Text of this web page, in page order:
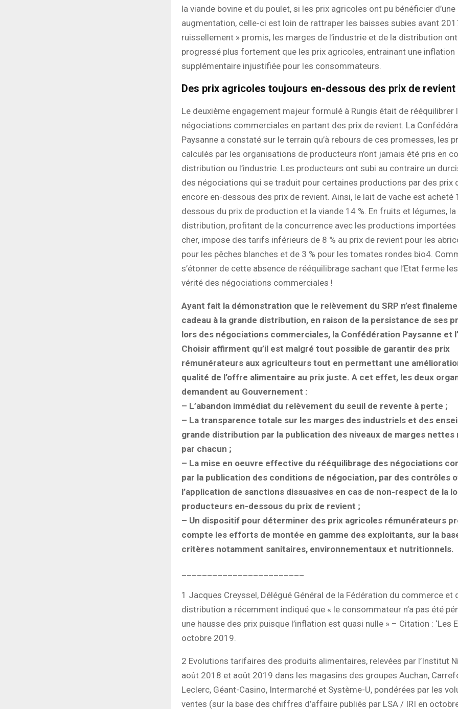
la viande bovine et du poulet, si les prix agricoles ont pu bénéficier d’une
augmentation, celle-ci est loin de rattraper les baisses subies avant
ruissellement » promis, les marges de l’industrie et de la distribution
progressé plus fortement que les prix agricoles, entrainant une inflation
supplémentaire injustifiée pour les consommateurs.
Des prix agricoles toujours en-dessous des prix de revient
Le deuxième engagement majeur formulé à Rungis était de rééquilibrer
négociations commerciales en partant des prix de revient. La
Paysanne a constaté sur le terrain qu’à rebours de ces promesses, les
calculés par les organisations de producteurs n’ont jamais été pris en
distribution ou l’industrie. Les producteurs ont subi au contraire un
des négociations qui se traduit pour certaines productions par des prix
encore en-dessous des prix de revient. Ainsi, le lait de vache est acheté
dessous du prix de production et la viande 14 %. En fruits et légumes,
distribution, profitant de la concurrence avec les productions importées
cher, impose des tarifs inférieurs de 8 % au prix de revient pour les
pour les pêches blanches et de 3 % pour les tomates rondes bio4.
s’étonner de cette absence de rééquilibrage sachant que l’Etat ferme
vérité des négociations commerciales !
Ayant fait la démonstration que le relèvement du SRP n’est
cadeau à la grande distribution, en raison de la persistance de ses
lors des négociations commerciales, la Confédération Paysanne et
Choisir affirment qu’il est malgré tout possible de garantir des prix
rémunérateurs aux agriculteurs tout en permettant une
qualité de l’offre alimentaire au prix juste. A cet effet, les deux
demandent au Gouvernement :
– L’abandon immédiat du relèvement du seuil de revente à perte ;
– La transparence totale sur les marges des industriels et des
grande distribution par la publication des niveaux de marges nettes
par chacun ;
– La mise en oeuvre effective du rééquilibrage des négociations
par la publication des conditions de négociation, par des contrôles
l’application de sanctions dissuasives en cas de non-respect de la
producteurs en-dessous du prix de revient ;
– Un dispositif pour déterminer des prix agricoles rémunérateurs
compte les efforts de montée en gamme des exploitants, sur la
critères notamment sanitaires, environnementaux et nutritionnels.
1 Jacques Creyssel, Délégué Général de la Fédération du commerce et
distribution a récemment indiqué que « le consommateur n’a pas été
une hausse des prix puisque l’inflation est quasi nulle » – Citation : ‘Les
octobre 2019.
2 Evolutions tarifaires des produits alimentaires, relevées par l’Institut
août 2018 et août 2019 dans les magasins des groupes Auchan,
Leclerc, Géant-Casino, Intermarché et Système-U, pondérées par les
ventes (sur la base des chiffres d’affaire publiés par LSA / IRI en